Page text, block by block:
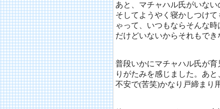
あと、マチャハル氏がいな
そしてようやく寝かしつけ
ゃって、いつもならそんな
だけどいないからそれもで
普段いかにマチャハル氏が
りがたみを感じました。あ
不安で(苦笑)かなり戸締まり